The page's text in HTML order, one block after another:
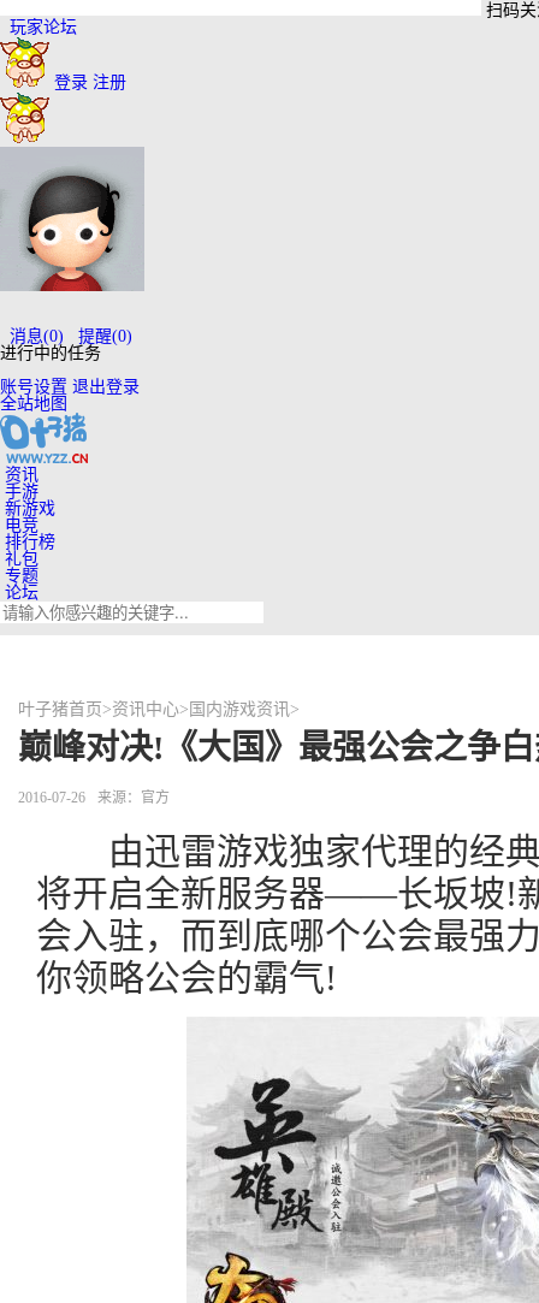
扫码
玩家论坛
登录 注册
消息(0) 提醒(0)
进行中的任务
账号设置 退出登录
全站地图
资讯
手游
新游戏
电竞
排行榜
礼包
专题
论坛
叶子猪首页 >资讯中心> 国内游戏资讯>
巅峰对决!《大国》最强公会之争
2016-07-26 来源：官方
由迅雷游戏独家代理的经典
将开启全新服务器——长坂坡!
会入驻，而到底哪个公会最强
你领略公会的霸气!